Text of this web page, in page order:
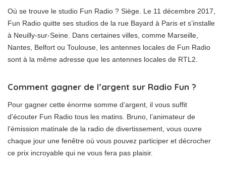
Où se trouve le studio Fun Radio ? Siège. Le 11 décembre 2017,
Fun Radio quitte ses studios de la rue Bayard à Paris et s’installe
à Neuilly-sur-Seine. Dans certaines villes, comme Marseille,
Nantes, Belfort ou Toulouse, les antennes locales de Fun Radio
sont à la même adresse que les antennes locales de RTL2.
Comment gagner de l’argent sur Radio Fun ?
Pour gagner cette énorme somme d’argent, il vous suffit
d’écouter Fun Radio tous les matins. Bruno, l’animateur de
l’émission matinale de la radio de divertissement, vous ouvre
chaque jour une fenêtre où vous pouvez participer et décrocher
ce prix incroyable qui ne vous fera pas plaisir.